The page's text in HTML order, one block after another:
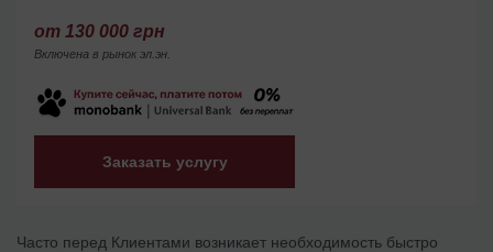
от 130 000 грн
Включена в рынок эл.эн.
Заказать услугу
Часто перед Клиентами возникает необходимость быстро